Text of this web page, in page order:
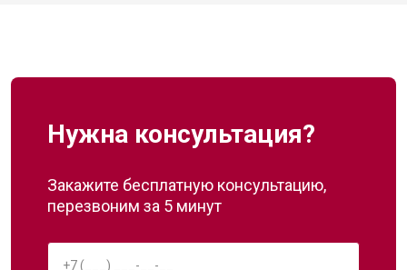
Нужна консультация?
Закажите бесплатную консультацию,
перезвоним за 5 минут